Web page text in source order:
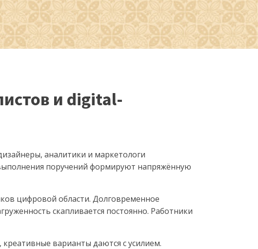
и digital-
аналитики и маркетологи
поручений формируют напряжённую
цифровой области. Долговременное
скапливается постоянно. Работники
варианты даются с усилием.